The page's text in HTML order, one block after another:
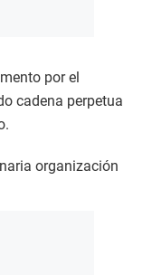
por el
cadena perpetua
organización